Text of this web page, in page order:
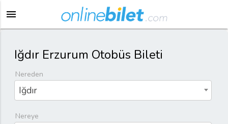
menu
Iğdır Erzurum Otobüs Bileti
Nereden
Iğdır
Nereye